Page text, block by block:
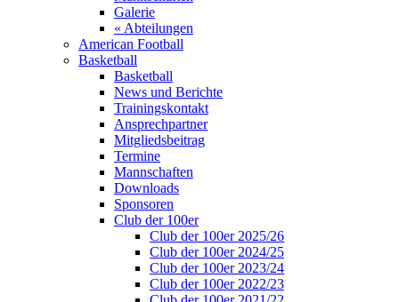
Galerie
« Abteilungen
American Football
Basketball
Basketball
News und Berichte
Trainingskontakt
Ansprechpartner
Mitgliedsbeitrag
Termine
Mannschaften
Downloads
Sponsoren
Club der 100er
Club der 100er 2025/26
Club der 100er 2024/25
Club der 100er 2023/24
Club der 100er 2022/23